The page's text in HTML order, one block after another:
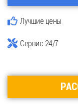
Лучшие цены
Сервис 24/7